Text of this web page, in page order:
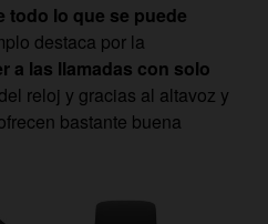
todo lo que se puede
destaca por la
a las llamadas con solo
reloj y gracias al altavoz y
bastante buena